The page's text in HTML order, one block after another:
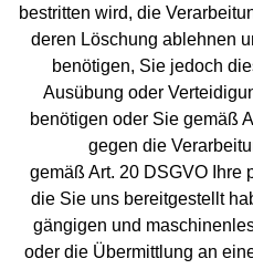
bestritten wird, die
deren Löschung ablehnen
benötigen, Sie jedoch
Ausübung oder
benötigen oder Sie gemäß
gegen die
gemäß Art. 20 DSGVO Ihre
die Sie uns bereitgestellt
gängigen und
oder die Übermittlung an